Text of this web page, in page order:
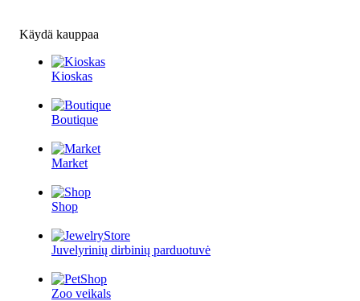
Käydä kauppaa
Kioskas
Boutique
Market
Shop
Juvelyrinių dirbinių parduotuvė
Zoo veikals